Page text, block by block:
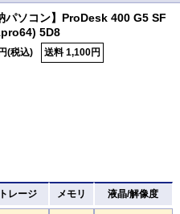
パソコン】ProDesk 400 G5 SF
5D8
(税込) 送料 1,100円
レージ メモリ 液晶/解像度